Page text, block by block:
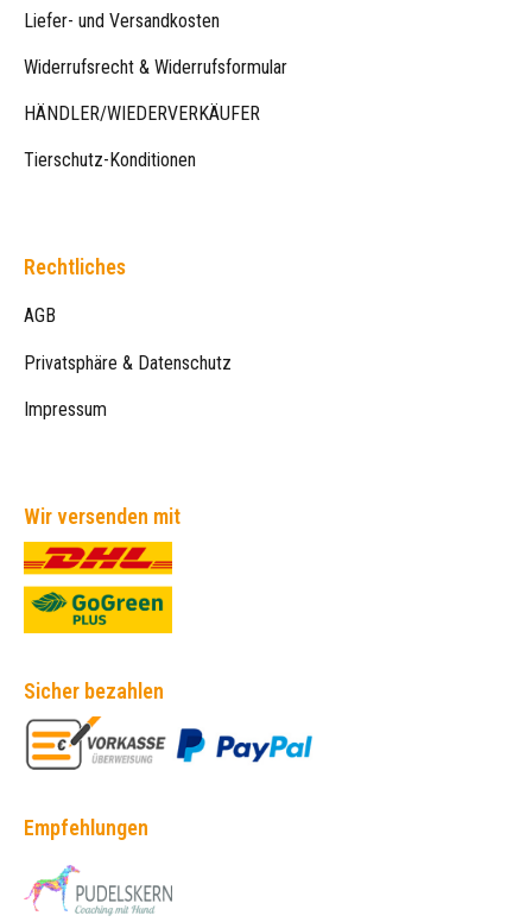
Liefer- und Versandkosten
Widerrufsrecht & Widerrufsformular
HÄNDLER/WIEDERVERKÄUFER
Tierschutz-Konditionen
Rechtliches
AGB
Privatsphäre & Datenschutz
Impressum
Wir versenden mit
Sicher bezahlen
Empfehlungen